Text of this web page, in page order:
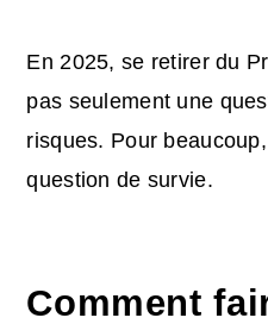
En 2025, se retirer du
pas seulement une
risques. Pour
question de survie.
Comment